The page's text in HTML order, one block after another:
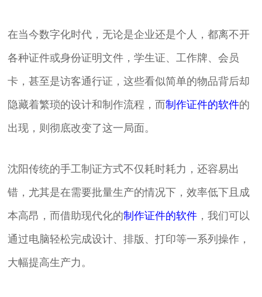
在当今数字化时代，无论是企业还是个人，都离不开
各种证件或身份证明文件，学生证、工作牌、会员
卡，甚至是访客通行证，这些看似简单的物品背后却
隐藏着繁琐的设计和制作流程，而制作证件的软件的
出现，则彻底改变了这一局面。
沈阳传统的手工制证方式不仅耗时耗力，还容易出
错，尤其是在需要批量生产的情况下，效率低下且成
本高昂，而借助现代化的制作证件的软件 ，我们可以
通过电脑轻松完成设计、排版、打印等一系列操作，
大幅提高生产力。